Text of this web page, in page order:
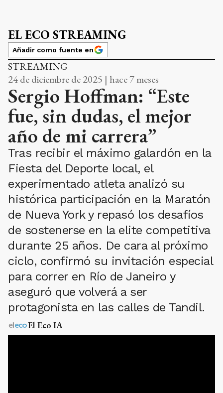
EL ECO STREAMING
Añadir como fuente en
STREAMING
24 de diciembre de 2025 | hace 7 meses
Sergio Hoffman: “Este
fue, sin dudas, el mejor
año de mi carrera”
Tras recibir el máximo galardón en la
Fiesta del Deporte local, el
experimentado atleta analizó su
histórica participación en la Maratón
de Nueva York y repasó los desafíos
de sostenerse en la elite competitiva
durante 25 años. De cara al próximo
ciclo, confirmó su invitación especial
para correr en Río de Janeiro y
aseguró que volverá a ser
protagonista en las calles de Tandil.
El Eco IA